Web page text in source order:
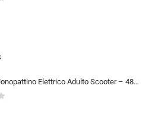
MIWEN Monopattino Elettrico Adulto Scooter – 48V 18Ah 45-55KM di Autonomia monopattino elettrico adulti 11/10.5 Pollici mo…